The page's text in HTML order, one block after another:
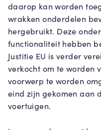
daarop kan worden
wrakken onderdelen
hergebruikt. Deze
functionaliteit hebben
Justitie EU is verder
verkocht om te worden
voorwerp te worden
eind zijn gekomen aan
voertuigen.